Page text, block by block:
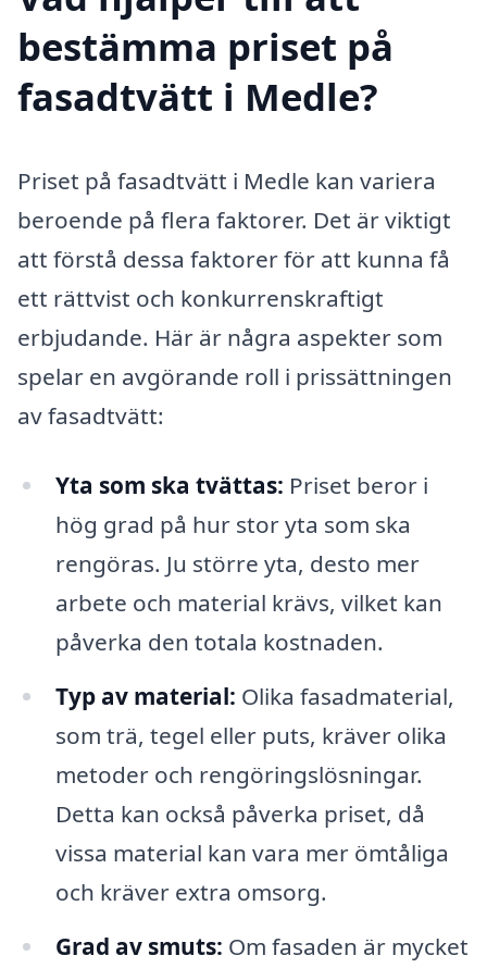
bestämma priset på
fasadtvätt i Medle?
Priset på fasadtvätt i Medle kan variera
beroende på flera faktorer. Det är viktigt
att förstå dessa faktorer för att kunna få
ett rättvist och konkurrenskraftigt
erbjudande. Här är några aspekter som
spelar en avgörande roll i prissättningen
av fasadtvätt:
Yta som ska tvättas: Priset beror i
hög grad på hur stor yta som ska
rengöras. Ju större yta, desto mer
arbete och material krävs, vilket kan
påverka den totala kostnaden.
Typ av material: Olika fasadmaterial,
som trä, tegel eller puts, kräver olika
metoder och rengöringslösningar.
Detta kan också påverka priset, då
vissa material kan vara mer ömtåliga
och kräver extra omsorg.
Grad av smuts: Om fasaden är mycket